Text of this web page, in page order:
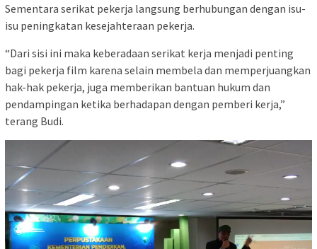
Sementara serikat pekerja langsung berhubungan dengan isu-
isu peningkatan kesejahteraan pekerja.
“Dari sisi ini maka keberadaan serikat kerja menjadi penting
bagi pekerja film karena selain membela dan memperjuangkan
hak-hak pekerja, juga memberikan bantuan hukum dan
pendampingan ketika berhadapan dengan pemberi kerja,”
terang Budi.